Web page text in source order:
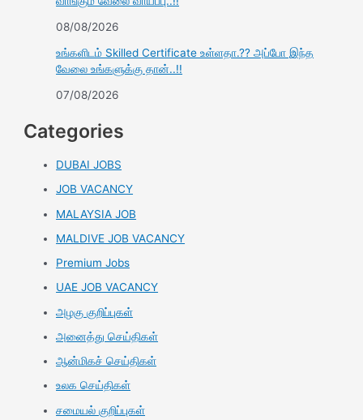
08/08/2026
உங்களிடம் Skilled Certificate உள்ளதா.?? அப்போ இந்த
வேலை உங்களுக்கு தான்..!!
07/08/2026
Categories
DUBAI JOBS
JOB VACANCY
MALAYSIA JOB
MALDIVE JOB VACANCY
Premium Jobs
UAE JOB VACANCY
அழகு குறிப்புகள்
அனைத்து செய்திகள்
ஆன்மிகச் செய்திகள்
உலக செய்திகள்
சமையல் குறிப்புகள்